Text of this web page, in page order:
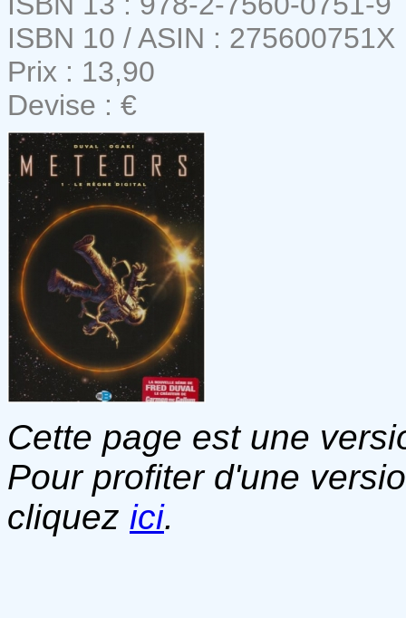
ISBN 10 / ASIN : 275600751X
Prix : 13,90
Devise : €
Cette page est une
Pour profiter d'une
cliquez ici.